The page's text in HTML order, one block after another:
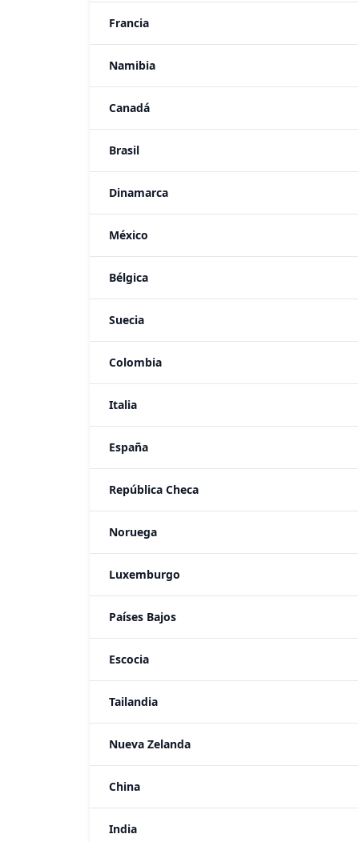
Francia
Namibia
Canadá
Brasil
Dinamarca
México
Bélgica
Suecia
Colombia
Italia
España
República Checa
Noruega
Luxemburgo
Países Bajos
Escocia
Tailandia
Nueva Zelanda
China
India